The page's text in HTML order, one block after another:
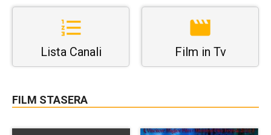
Lista Canali Film in Tv
FILM STASERA